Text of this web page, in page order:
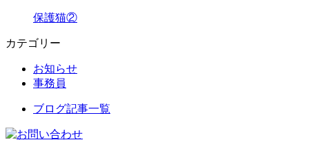
保護猫②
カテゴリー
お知らせ
事務員
ブログ記事一覧